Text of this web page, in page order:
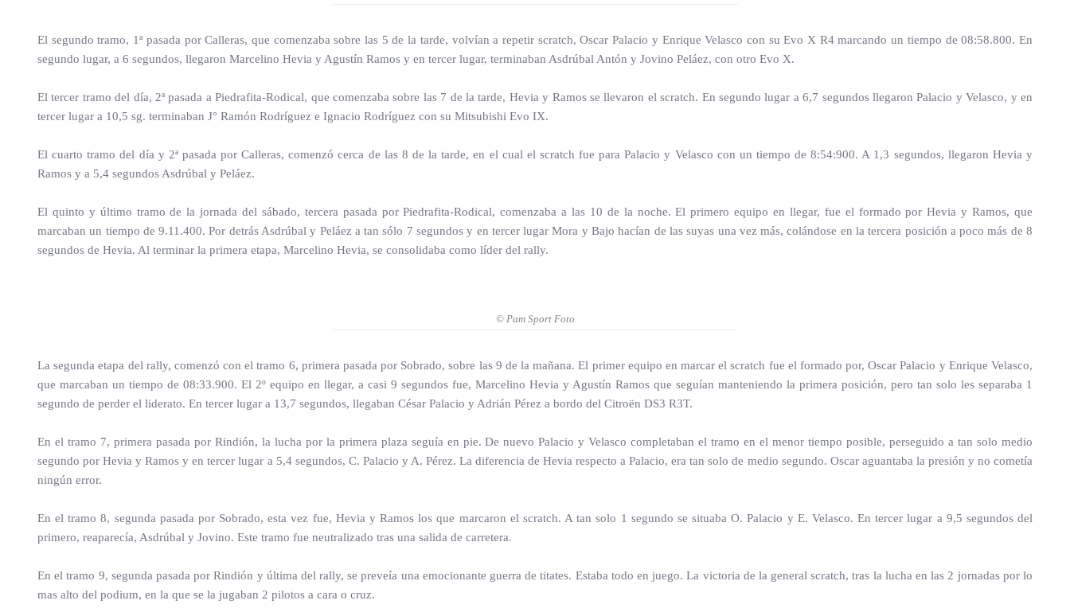
El segundo tramo, 1ª pasada por Calleras, que comenzaba sobre las 5 de la tarde, volvían a repetir scratch, Oscar Palacio y Enrique Velasco con su Evo X R4 marcando un tiempo de 08:58.800. En
segundo lugar, a 6 segundos, llegaron Marcelino Hevia y Agustín Ramos y en tercer lugar, terminaban Asdrúbal Antón y Jovino Peláez, con otro Evo X.
El tercer tramo del día, 2ª pasada a Piedrafita-Rodical, que comenzaba sobre las 7 de la tarde, Hevia y Ramos se llevaron el scratch. En segundo lugar a 6,7 segundos llegaron Palacio y Velasco, y en
tercer lugar a 10,5 sg. terminaban J° Ramón Rodríguez e Ignacio Rodríguez con su Mitsubishi Evo IX.
El cuarto tramo del día y 2ª pasada por Calleras, comenzó cerca de las 8 de la tarde, en el cual el scratch fue para Palacio y Velasco con un tiempo de 8:54:900. A 1,3 segundos, llegaron Hevia y
Ramos y a 5,4 segundos Asdrúbal y Peláez.
El quinto y último tramo de la jornada del sábado, tercera pasada por Piedrafita-Rodical, comenzaba a las 10 de la noche. El primero equipo en llegar, fue el formado por Hevia y Ramos, que
marcaban un tiempo de 9.11.400. Por detrás Asdrúbal y Peláez a tan sólo 7 segundos y en tercer lugar Mora y Bajo hacían de las suyas una vez más, colándose en la tercera posición a poco más de 8
segundos de Hevia. Al terminar la primera etapa, Marcelino Hevia, se consolidaba como líder del rally.
© Pam Sport Foto
La segunda etapa del rally, comenzó con el tramo 6, primera pasada por Sobrado, sobre las 9 de la mañana. El primer equipo en marcar el scratch fue el formado por, Oscar Palacio y Enrique Velasco,
que marcaban un tiempo de 08:33.900. El 2º equipo en llegar, a casi 9 segundos fue, Marcelino Hevia y Agustín Ramos que seguían manteniendo la primera posición, pero tan solo les separaba 1
segundo de perder el liderato. En tercer lugar a 13,7 segundos, llegaban César Palacio y Adrián Pérez a bordo del Citroën DS3 R3T.
En el tramo 7, primera pasada por Rindión, la lucha por la primera plaza seguía en pie. De nuevo Palacio y Velasco completaban el tramo en el menor tiempo posible, perseguido a tan solo medio
segundo por Hevia y Ramos y en tercer lugar a 5,4 segundos, C. Palacio y A. Pérez. La diferencia de Hevia respecto a Palacio, era tan solo de medio segundo. Oscar aguantaba la presión y no cometía
ningún error.
En el tramo 8, segunda pasada por Sobrado, esta vez fue, Hevia y Ramos los que marcaron el scratch. A tan solo 1 segundo se situaba O. Palacio y E. Velasco. En tercer lugar a 9,5 segundos del
primero, reaparecía, Asdrúbal y Jovino. Este tramo fue neutralizado tras una salida de carretera.
En el tramo 9, segunda pasada por Rindión y última del rally, se preveía una emocionante guerra de titates. Estaba todo en juego. La victoria de la general scratch, tras la lucha en las 2 jornadas por lo
mas alto del podium, en la que se la jugaban 2 pilotos a cara o cruz.